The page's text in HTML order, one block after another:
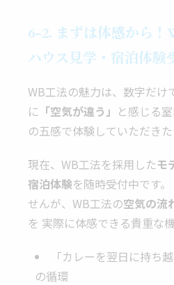
6-2. まずは体感から
ハウス見学・宿泊体験
WB工法の魅力は、数字だけ
に 「空気が違う」 と感じる
の五感で体験していただきた
現在、WB工法を採用したモ
宿泊体験を随時受付中です
せんが、WB工法の空気の流
を 実際に体感できる貴重な
「カレーを翌日に持ち
の循環